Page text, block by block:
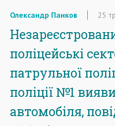
Олександр Панков 25
поліцейські
патрульної
поліції №1
автомобіля,